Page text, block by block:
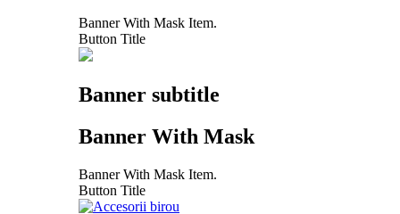
Banner With Mask Item.
Button Title
Banner subtitle
Banner With Mask
Banner With Mask Item.
Button Title